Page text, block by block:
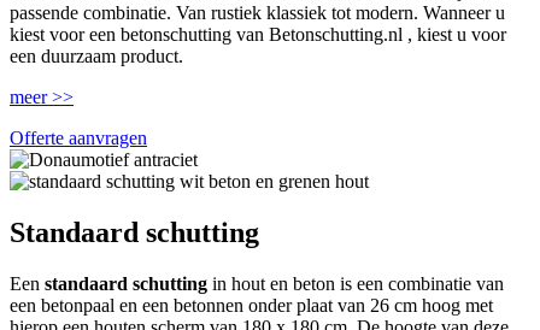
passende combinatie. Van rustiek klassiek tot modern. Wanneer u
kiest voor een betonschutting van Betonschutting.nl , kiest u voor
een duurzaam product.
meer >>
Offerte aanvragen
Standaard schutting
Een standaard schutting in hout en beton is een combinatie van
een betonpaal en een betonnen onder plaat van 26 cm hoog met